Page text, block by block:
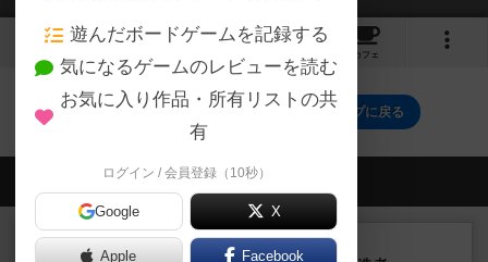
2 2
カフェ
ウェルカム・トゥ・ザ・ダンジョンのトップに戻る
会員の新しい投稿
レビュー
遊んだボードゲームを記録する
気になるゲームのレビューを読む
お気に入り作品・所有リストの共
有
ログイン / 会員登録（10秒）
Google X
Apple Facebook